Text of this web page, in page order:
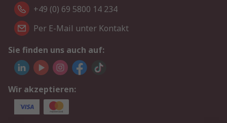
+49 (0) 69 5800 14 234
Per E-Mail unter Kontakt
Sie finden uns auch auf:
Wir akzeptieren: